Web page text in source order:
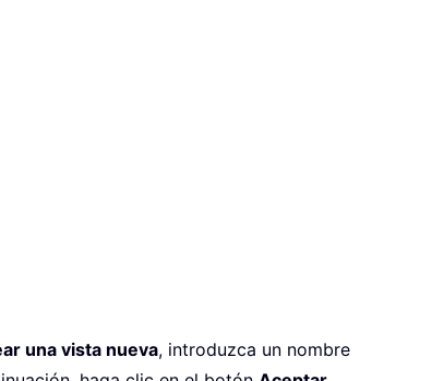
una vista nueva, introduzca un nombre